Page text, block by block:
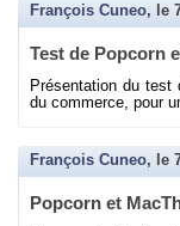
François Cuneo, le
Test de Pop­corn
Pré­sen­ta­tion du test
du com­merce, pour
François Cuneo, le
Pop­corn et